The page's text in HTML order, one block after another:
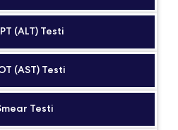
(ALT) Testi
(AST) Testi
Testi